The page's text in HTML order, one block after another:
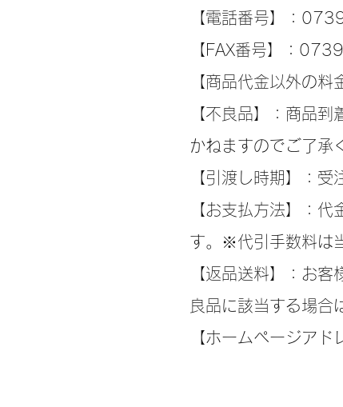
【電話番号】：
【FAX番号】：
【商品代金以外の
【不良品】：商品
かねますのでご了承
【引渡し時期】：受
【お支払方法】：
す。※代引手数料は
【返品送料】：お
良品に該当する場合
【ホームページア